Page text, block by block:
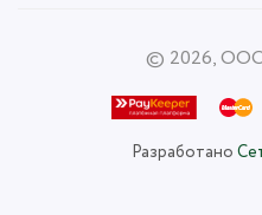
© 2026,
Разработано